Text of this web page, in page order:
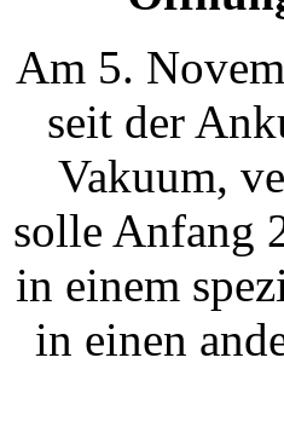
Am 5.
seit der
Vakuum,
solle Anfang
in einem
in einen